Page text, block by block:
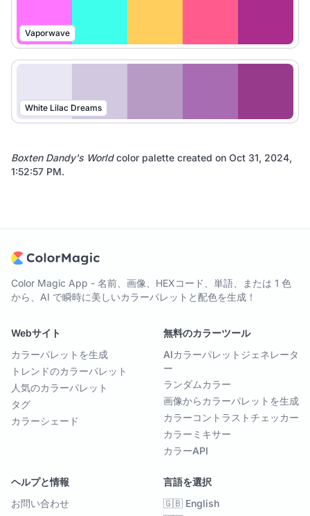
Vaporwave
White Lilac Dreams
Boxten Dandy's Worldcolor palette created on Oct 31, 2024,
1:52:57 PM.
Color Magic App - 名前、画像、HEXコード、単語、または 1 色
から、AI で瞬時に美しいカラーパレットと配色を生成！
Webサイト
カラーパレットを生成
トレンドのカラーパレット
人気のカラーパレット
タグ
カラーシェード
無料のカラーツール
AIカラーパレットジェネレータ
ー
ランダムカラー
画像からカラーパレットを生成
カラーコントラストチェッカー
カラーミキサー
カラーAPI
ヘルプと情報
お問い合わせ
言語を選択
🇬🇧 English